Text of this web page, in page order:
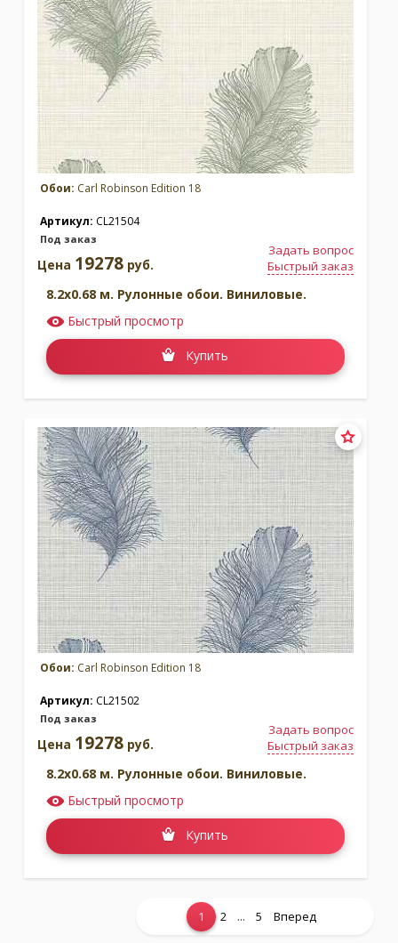
Обои: Carl Robinson Edition 18
Артикул: CL21504
Под заказ
Задать вопрос
Быстрый заказ
Цена 19278 руб.
8.2x0.68 м. Рулонные обои. Виниловые.
Быстрый просмотр
Купить
Обои: Carl Robinson Edition 18
Артикул: CL21502
Под заказ
Задать вопрос
Быстрый заказ
Цена 19278 руб.
8.2x0.68 м. Рулонные обои. Виниловые.
Быстрый просмотр
Купить
Показать еще...
1 2 ... 5 Вперед